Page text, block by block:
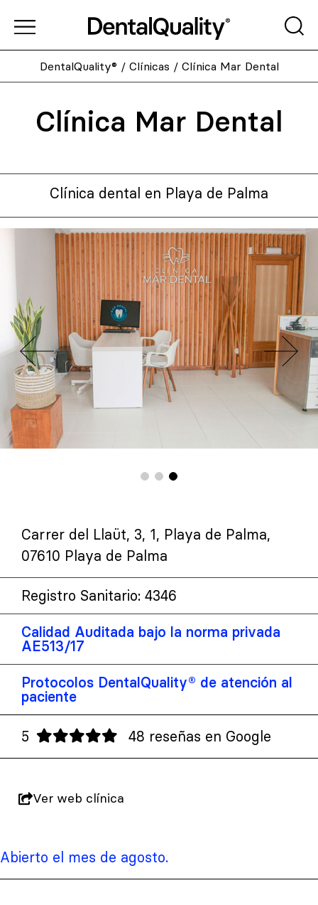
DentalQuality® / Clínicas / Clínica Mar Dental
Clínica Mar Dental
Clínica dental en Playa de Palma
Carrer del Llaüt, 3, 1, Playa de Palma,
07610 Playa de Palma
Registro Sanitario: 4346
Calidad Auditada bajo la norma privada
AE513/17
Protocolos DentalQuality® de atención al
paciente
5 48 reseñas en Google
Ver web clínica
Abierto el mes de agosto.